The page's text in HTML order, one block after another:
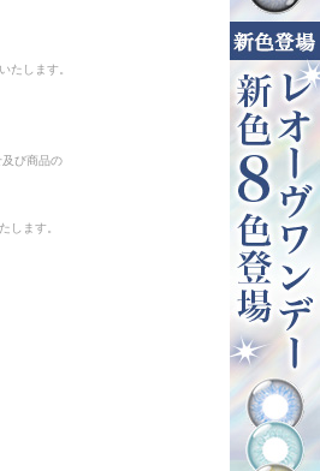
たします。
び商品の
します。